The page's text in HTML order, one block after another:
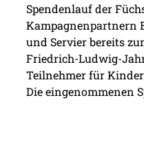
Spendenlauf der
Kampagnenpartnern
und Servier bereits
Friedrich-Ludwig-
Teilnehmer für
Die eingenommenen